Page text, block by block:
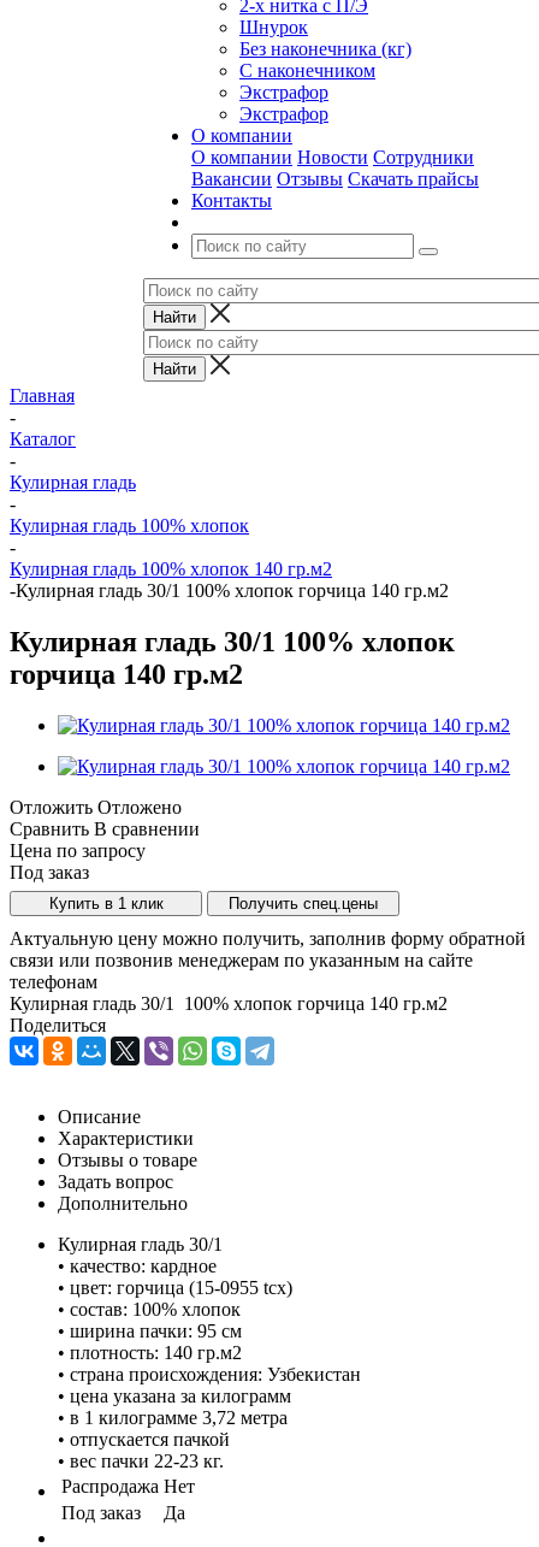
2-х нитка с П/Э
Шнурок
Без наконечника (кг)
С наконечником
Экстрафор
Экстрафор
О компании
О компании Новости Сотрудники
Вакансии Отзывы Скачать прайсы
Контакты
Главная
-
Каталог
-
Кулирная гладь
-
Кулирная гладь 100% хлопок
-
Кулирная гладь 100% хлопок 140 гр.м2
-Кулирная гладь 30/1 100% хлопок горчица 140 гр.м2
Кулирная гладь 30/1 100% хлопок
горчица 140 гр.м2
Отложить Отложено
Сравнить В сравнении
Цена по запросу
Под заказ
Купить в 1 клик Получить спец.цены
Актуальную цену можно получить, заполнив форму обратной
связи или позвонив менеджерам по указанным на сайте
телефонам
Кулирная гладь 30/1 100% хлопок горчица 140 гр.м2
Поделиться
Описание
Характеристики
Отзывы о товаре
Задать вопрос
Дополнительно
Кулирная гладь 30/1
• качество: кардное
• цвет: горчица (15-0955 tcx)
• состав: 100% хлопок
• ширина пачки: 95 см
• плотность: 140 гр.м2
• страна происхождения: Узбекистан
• цена указана за килограмм
• в 1 килограмме 3,72 метра
• отпускается пачкой
• вес пачки 22-23 кг.
Распродажа Нет
Под заказ
Да